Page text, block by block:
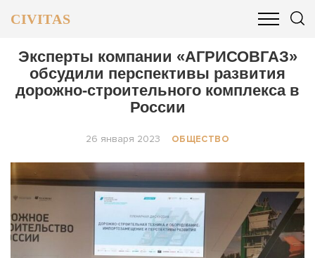
CIVITAS
ОБЩЕСТВО БИЗНЕС И ФИНАНСЫ
Эксперты компании «АГРИСОВГАЗ»
обсудили перспективы развития
дорожно-строительного комплекса в
России
26 января 2023 ОБЩЕСТВО